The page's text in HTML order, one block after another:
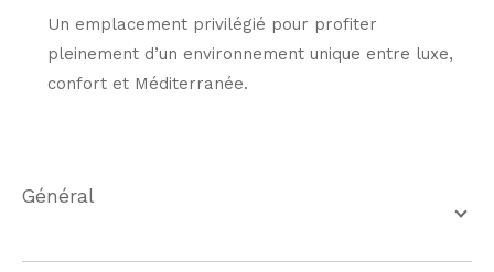
Un emplacement privilégié pour profiter
pleinement d’un environnement unique entre luxe,
confort et Méditerranée.
général